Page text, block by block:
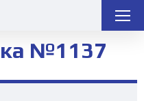
№1137